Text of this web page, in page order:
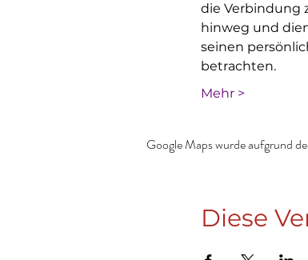
die Verbindung
hinweg und
seinen
betrachten.
Mehr >
Google Maps wurde aufgrund
Diese